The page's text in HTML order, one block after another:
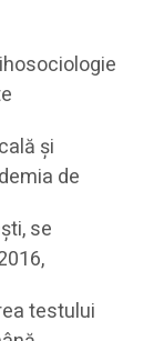
și
de
se
testului